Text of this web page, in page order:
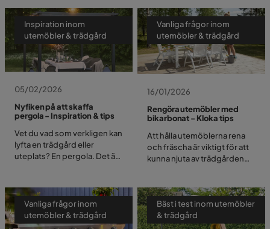
05/02/2026
Nyfiken på att skaffa
pergola - Inspiration & tips
Vet du vad som verkligen kan
lyfta en trädgård eller
uteplats? En pergola. Det är
och samtidigt blir något fint
att titta på. Det behöver inte
vara komplicerat heller.
Kanske vill du ha en enkel,
Inspiration inom
utemöbler & trädgård
16/01/2026
Rengöra utemöbler med
bikarbonat - Kloka tips
Att hålla utemöblerna rena
och fräscha är viktigt för att
kunna njuta av trädgården
pollen, mögel och andra
yttre faktorer kan göra att
möblerna snabbt ser slitna
ut. I detta reportage går vi
Vanliga frågor inom
utemöbler & trädgård
Vanliga frågor inom
utemöbler & trädgård
Bäst i test inom utemöbler
& trädgård